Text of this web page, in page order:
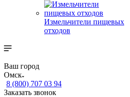
Измельчители пищевых
отходов
Ваш город
Омск
8 (800) 707 03 94
Заказать звонок